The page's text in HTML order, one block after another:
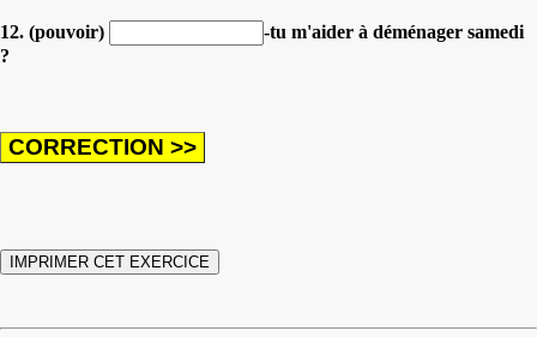
12. (pouvoir)
-tu m'aider à déménager samedi
?